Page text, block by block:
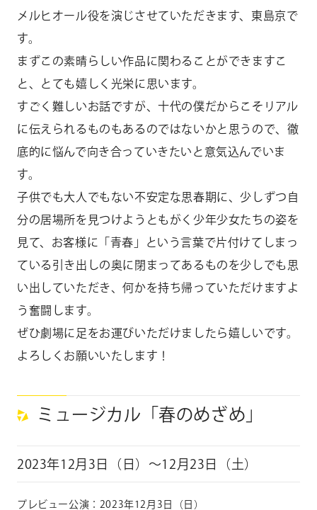
メルヒオール役を演じさせていただきます、東島京で
す。
まずこの素晴らしい作品に関わることができますこ
と、とても嬉しく光栄に思います。
すごく難しいお話ですが、十代の僕だからこそリアル
に伝えられるものもあるのではないかと思うので、徹
底的に悩んで向き合っていきたいと意気込んでいま
す。
子供でも大人でもない不安定な思春期に、少しずつ自
分の居場所を見つけようともがく少年少女たちの姿を
見て、お客様に「青春」という言葉で片付けてしまっ
ている引き出しの奥に閉まってあるものを少しでも思
い出していただき、何かを持ち帰っていただけますよ
う奮闘します。
ぜひ劇場に足をお運びいただけましたら嬉しいです。
よろしくお願いいたします！
ミュージカル「春のめざめ」
2023年12月3日（日）～12月23日（土）
プレビュー公演： 2023年12 月 3 日（日）